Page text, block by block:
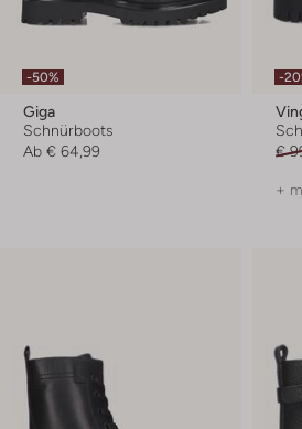
-50%
Giga
Schnürboots
Ab € 64,99
-
€
+